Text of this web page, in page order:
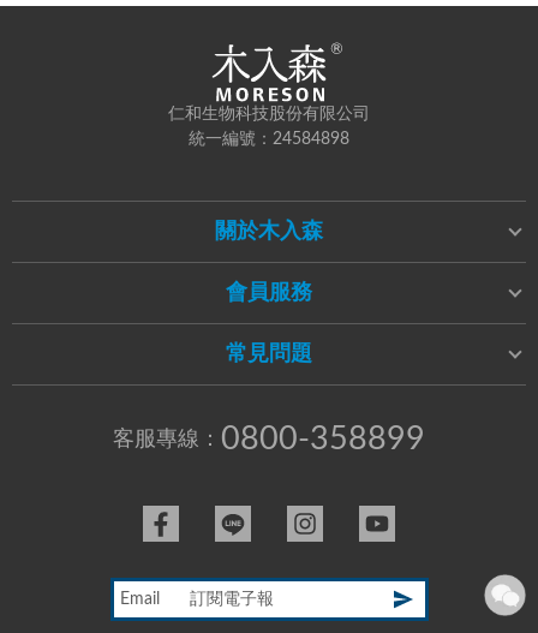
仁和生物科技股份有限公司
統一編號：24584898
關於木入森
會員服務
常見問題
客服專線： 0800-358899
Email